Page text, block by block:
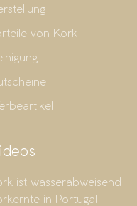
von Kork
ist wasserabweisend
in Portugal